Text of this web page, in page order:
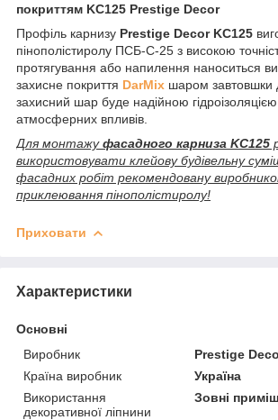
покриттям KC125 Prestige Decor
Профіль карнизу Prestige Decor KC125
пінополістиролу ПСБ-С-25 з високою
протягування або напилення наноситься
захисне покриття DarMix шаром завтовшки
захисний шар буде надійною
атмосферних впливів.
Для монтажуфасадного карниза KC125
використовувати клейову будівельну
фасадних робіт рекомендовану
приклеювання пінополістиролу!
Приховати
Характеристики
Основні
Виробник
Prestige
Країна виробник
Україна
Використання
декоративної ліпнини
Зовні